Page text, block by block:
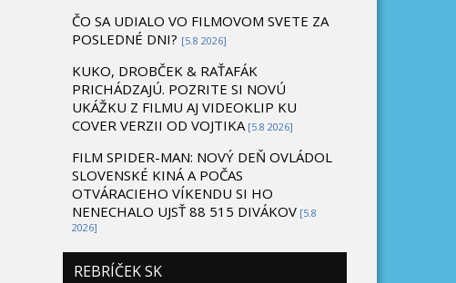
ČO SA UDIALO VO FILMOVOM SVETE ZA
POSLEDNÉ DNI? [5.8 2026]
KUKO, DROBČEK & RAŤAFÁK
PRICHÁDZAJÚ. POZRITE SI NOVÚ
UKÁŽKU Z FILMU AJ VIDEOKLIP KU
COVER VERZII OD VOJTIKA [5.8 2026]
FILM SPIDER-MAN: NOVÝ DEŇ OVLÁDOL
SLOVENSKÉ KINÁ A POČAS
OTVÁRACIEHO VÍKENDU SI HO
NENECHALO UJSŤ 88 515 DIVÁKOV [5.8
2026]
REBRÍČEK SK